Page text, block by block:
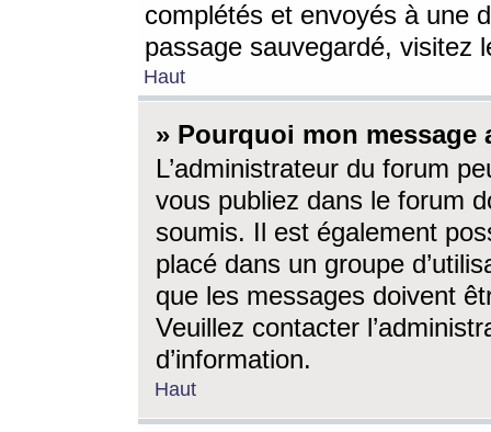
complétés et envoyés à une
passage sauvegardé, visitez
Haut
» Pourquoi mon message
L’administrateur du forum
vous publiez dans le forum
soumis. Il est également
placé dans un groupe
que les messages doivent
Veuillez contacter
d’information.
Haut